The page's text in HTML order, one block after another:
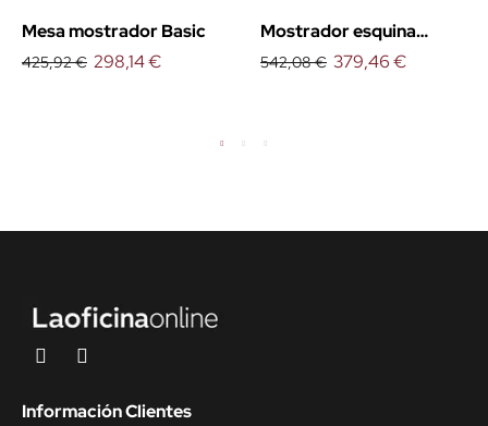
Mesa mostrador Basic
425,92 € 298,14 €
Mostrador esquina
derecha Basic
542,08 € 379,46 €
Información Clientes